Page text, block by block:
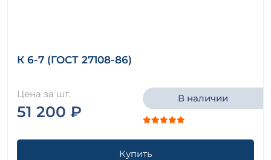
К 6-7 (ГОСТ 27108-86)
Цена за шт.
51 200 ₽
В наличии
Купить